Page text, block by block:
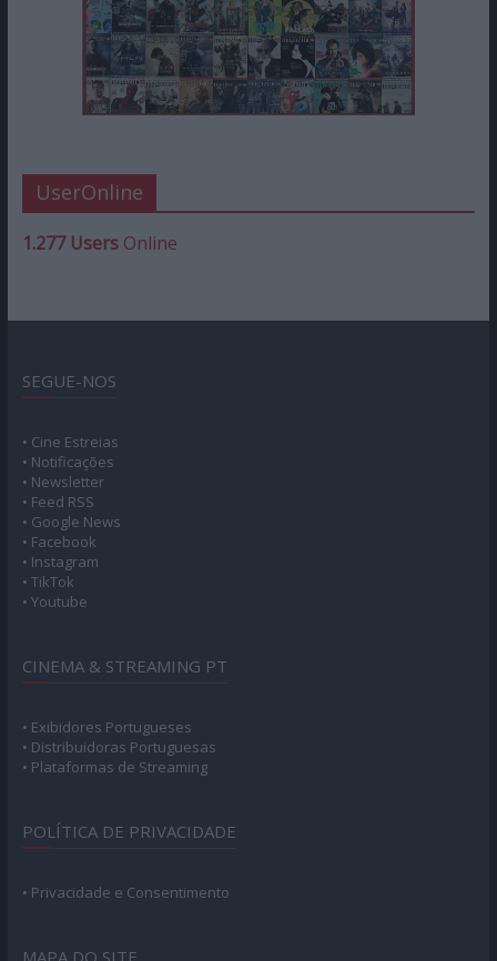
UserOnline
1.277 UsersOnline
SEGUE-NOS
• Cine Estreias
• Notificações
• Newsletter
• Feed RSS
• Google News
• Facebook
• Instagram
• TikTok
• Youtube
CINEMA & STREAMING PT
• Exibidores Portugueses
• Distribuidoras Portuguesas
• Plataformas de Streaming
POLÍTICA DE PRIVACIDADE
• Privacidade e Consentimento
MAPA DO SITE